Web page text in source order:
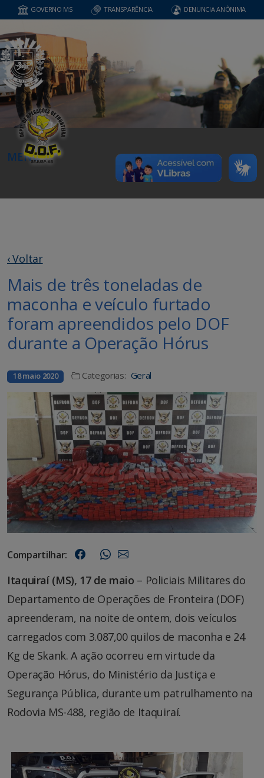
GOVERNO MS TRANSPARÊNCIA DENUNCIA ANÔNIMA
MENU
‹ Voltar
Mais de três toneladas de
maconha e veículo furtado
foram apreendidos pelo DOF
durante a Operação Hórus
18 maio 2020 Categorias: Geral
Compartilhar:
Itaquiraí (MS), 17 de maio – Policiais Militares do
Departamento de Operações de Fronteira (DOF)
apreenderam, na noite de ontem, dois veículos
carregados com 3.087,00 quilos de maconha e 24
Kg de Skank. A ação ocorreu em virtude da
Operação Hórus, do Ministério da Justiça e
Segurança Pública, durante um patrulhamento na
Rodovia MS-488, região de Itaquiraí.